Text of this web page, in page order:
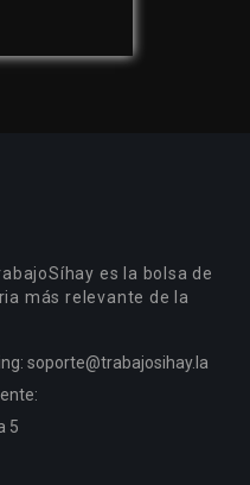
es la bolsa de
más relevante de la
soporte@trabajosihay.la
5